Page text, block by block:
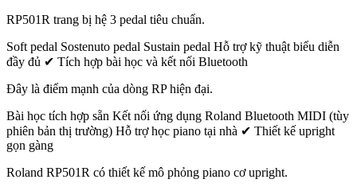
RP501R trang bị hệ 3 pedal tiêu chuẩn.
Soft pedal Sostenuto pedal Sustain pedal Hỗ trợ kỹ thuật biểu diễn
đầy đủ ✔ Tích hợp bài học và kết nối Bluetooth
Đây là điểm mạnh của dòng RP hiện đại.
Bài học tích hợp sẵn Kết nối ứng dụng Roland Bluetooth MIDI (tùy
phiên bản thị trường) Hỗ trợ học piano tại nhà ✔ Thiết kế upright
gọn gàng
Roland RP501R có thiết kế mô phỏng piano cơ upright.